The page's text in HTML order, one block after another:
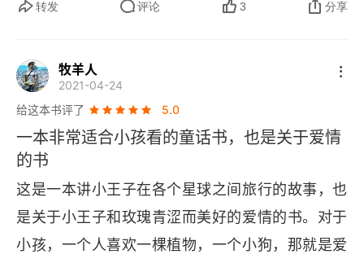
转发 评论 3 分享
牧羊人
2021-04-24
给这本书评了
5.0
一本非常适合小孩看的童话书，也是关于爱情
的书
这是一本讲小王子在各个星球之间旅行的故事，也
是关于小王子和玫瑰青涩而美好的爱情的书。对于
小孩，一个人喜欢一棵植物，一个小狗，那就是爱